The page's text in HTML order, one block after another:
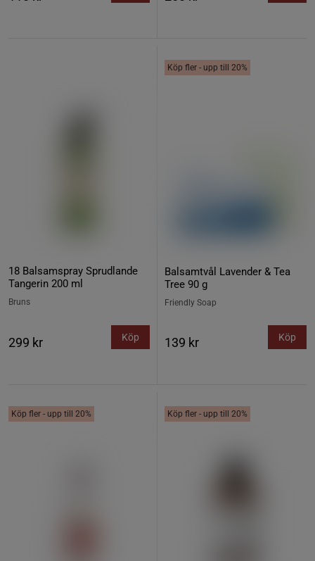
18 Balsamspray Sprudlande
Tangerin 200 ml
Bruns
299 kr Köp
Köp fler - upp till 20%
Balsamtvål Lavender & Tea
Tree 90 g
Friendly Soap
139 kr Köp
Köp fler - upp till 20% Köp fler - upp till 20%